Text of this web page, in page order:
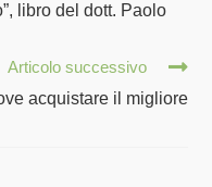
libro del dott. Paolo
Articolo successivo
acquistare il migliore